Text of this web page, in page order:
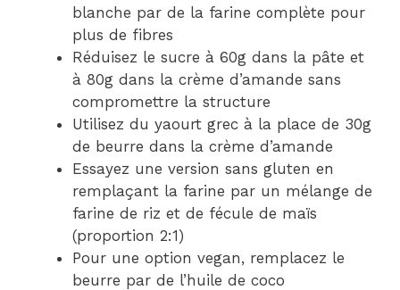
blanche par de la farine complète pour
plus de fibres
Réduisez le sucre à 60g dans la pâte et
à 80g dans la crème d’amande sans
compromettre la structure
Utilisez du yaourt grec à la place de 30g
de beurre dans la crème d’amande
Essayez une version sans gluten en
remplaçant la farine par un mélange de
farine de riz et de fécule de maïs
(proportion 2:1)
Pour une option vegan, remplacez le
beurre par de l’huile de coco